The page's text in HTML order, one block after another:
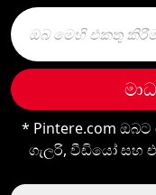
* Pintere.com ඔබට
ගැලරි, වීඩියෝ සහ